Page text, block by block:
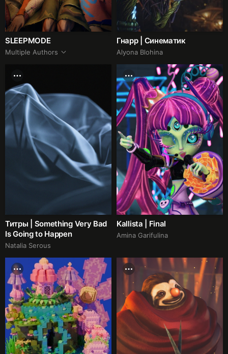
SLEEPMODE
Multiple Authors
Гнарр | Синематик
Alyona Blohina
Титры | Something Very Bad
Is Going to Happen
Natalia Serous
Kallista | Final
Amina Garifulina